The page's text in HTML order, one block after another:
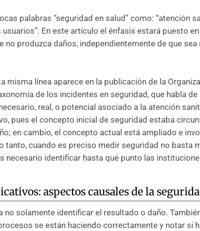
palabras “seguridad en salud” como: “atención
En este artículo el énfasis estará puesto
no produzca daños, independientemente de que
misma línea aparece en la publicación de la
de los incidentes en seguridad, que habla
real, o potencial asociado a la atención
pues el concepto inicial de seguridad estaba
en cambio, el concepto actual está ampliado e
tanto, cuando es preciso medir seguridad no basta
necesario identificar hasta qué punto las
aspectos causales de la
no solamente identificar el resultado o daño.
se están haciendo correctamente y notar si